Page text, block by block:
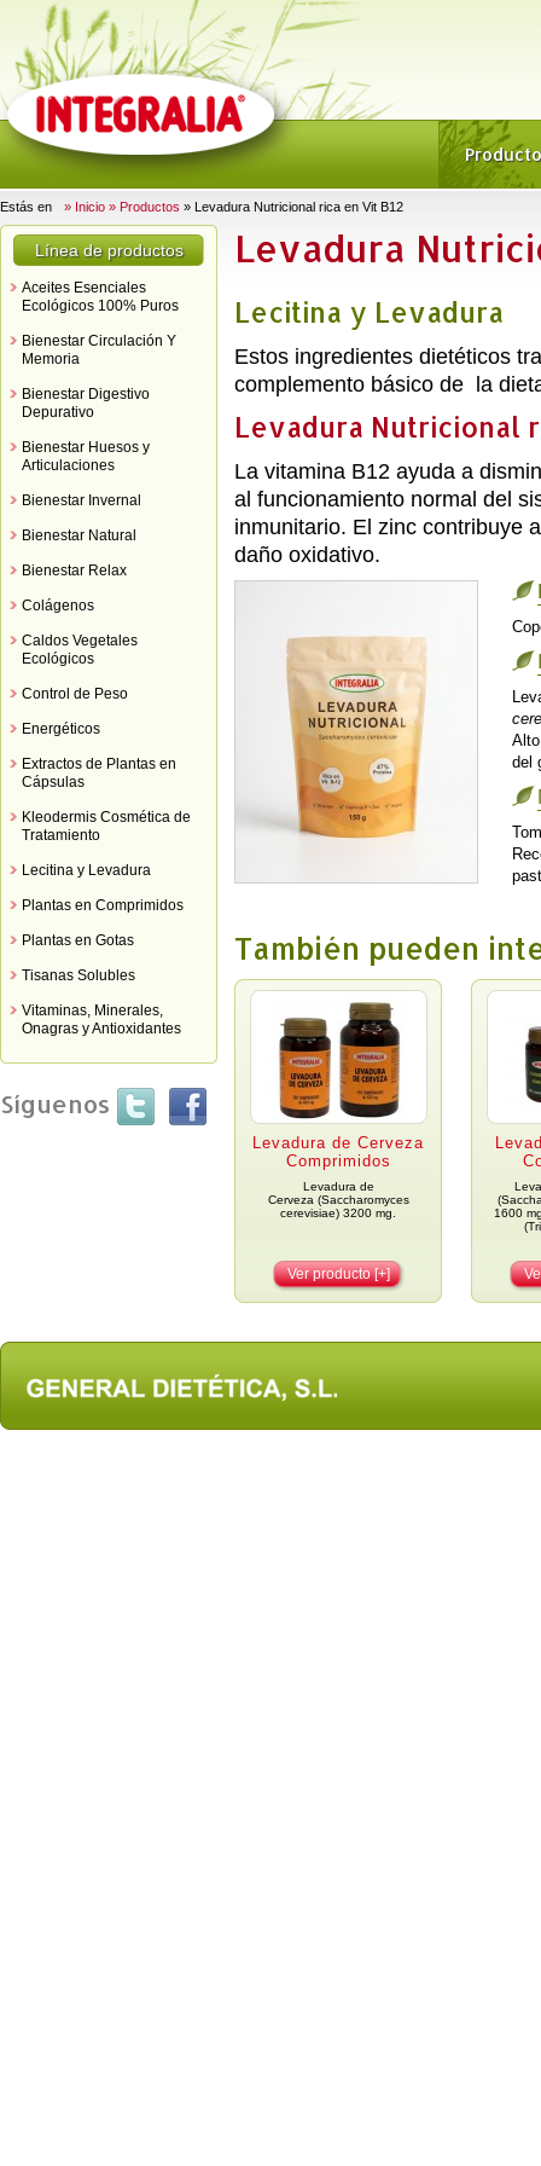
Estás en » Inicio » Productos » Levadura Nutricional rica en Vit B12
Línea de productos
Aceites Esenciales
Ecológicos 100% Puros
Bienestar Circulación Y
Memoria
Bienestar Digestivo
Depurativo
Bienestar Huesos y
Articulaciones
Bienestar Invernal
Bienestar Natural
Bienestar Relax
Colágenos
Caldos Vegetales
Ecológicos
Control de Peso
Energéticos
Extractos de Plantas en
Cápsulas
Kleodermis Cosmética de
Tratamiento
Lecitina y Levadura
Plantas en Comprimidos
Plantas en Gotas
Tisanas Solubles
Vitaminas, Minerales,
Onagras y Antioxidantes
Síguenos
Levadura
Lecitina y Levadura
Estos ingredientes dietéticos
complemento básico de la
Levadura Nutricional
La vitamina B12 ayuda a
al funcionamiento normal del
inmunitario. El zinc contribuye
daño oxidativo.
del
También pueden
Levadura de Cerveza
Comprimidos
Levadura de
Cerveza (Saccharomyces
cerevisiae) 3200 mg.
Ver producto [+]
1600